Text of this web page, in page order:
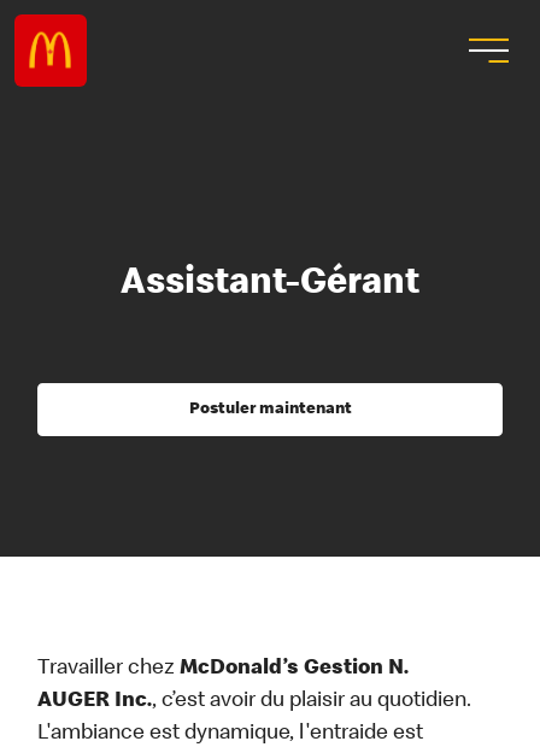
Assistant-Gérant
Postuler maintenant
Travailler chez McDonald’s Gestion N.
AUGER Inc., c’est avoir du plaisir au quotidien.
L'ambiance est dynamique, l'entraide est